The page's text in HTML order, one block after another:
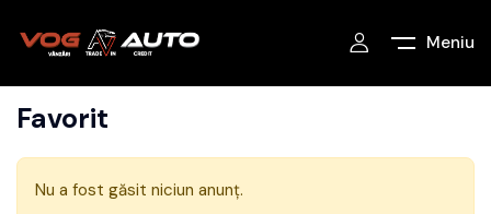
Meniu
Favorit
Nu a fost găsit niciun anunț.